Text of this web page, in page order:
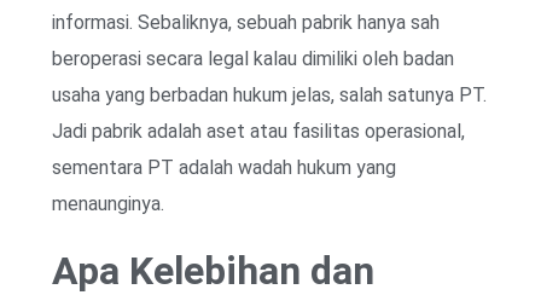
informasi. Sebaliknya, sebuah pabrik hanya sah
beroperasi secara legal kalau dimiliki oleh badan
usaha yang berbadan hukum jelas, salah satunya PT.
Jadi pabrik adalah aset atau fasilitas operasional,
sementara PT adalah wadah hukum yang
menaunginya.
Apa Kelebihan dan